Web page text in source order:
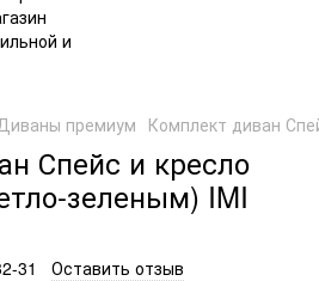
премиум Комплект диван
Спейс и кресло
зеленым) IMI
31 Оставить отзыв